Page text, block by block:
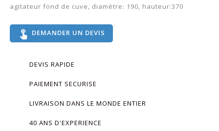
agitateur fond de cuve, diamètre: 190, hauteur:370
touch_app DEMANDER UN DEVIS
DEVIS RAPIDE
PAIEMENT SECURISE
LIVRAISON DANS LE MONDE ENTIER
40 ANS D'EXPERIENCE